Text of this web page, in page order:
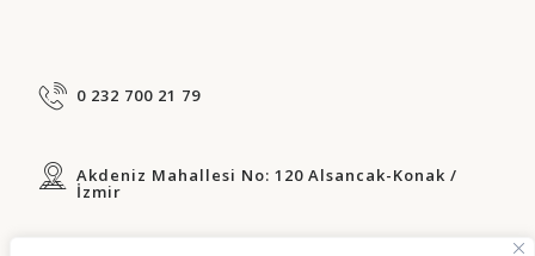
0 232 700 21 79
Akdeniz Mahallesi No: 120 Alsancak-Konak /
İzmir